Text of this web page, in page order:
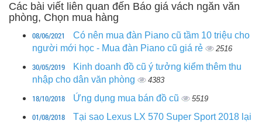
Các bài viết liên quan đến Báo giá vách ngăn văn
phòng, Chọn mua hàng
08/06/2021
Có nên mua đàn Piano cũ tầm 10 triệu cho
người mới học - Mua đàn Piano cũ giá rẻ
2516
30/05/2019
Kinh doanh đồ cũ ý tưởng kiểm thêm thu
nhập cho dân văn phòng
4383
18/10/2018 Ứng dụng mua bán đồ cũ 5519
01/08/2018
Tại sao Lexus LX 570 Super Sport 2018 lại